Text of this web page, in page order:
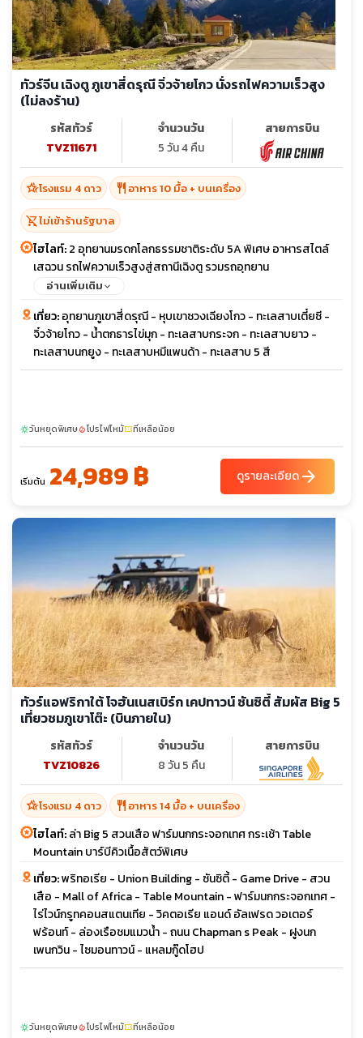
ทัวร์จีน เฉิงตู ภูเขาสี่ดรุณี จิ่วจ้ายโกว นั่งรถไฟความเร็วสูง
(ไม่ลงร้าน)
รหัสทัวร์
TVZ11671
จำนวนวัน
5 วัน 4 คืน
สายการบิน
hotel_classโรงแรม 4 ดาว restaurant อาหาร 10 มื้อ + บนเครื่อง
shopping_cart_offไม่เข้าร้านรัฐบาล
ไฮไลท์:2 อุทยานมรดกโลกธรรมชาติระดับ 5A พิเศษ อาหารสไตล์
เสฉวน รถไฟความเร็วสูงสู่สถานีเฉิงตู รวมรถอุทยาน
อ่านเพิ่มเติม
เที่ยว:อุทยานภูเขาสี่ดรุณี - หุบเขาซวงเฉียงโกว - ทะเลสาบเตี๋ยซี -
จิ๋วจ้ายโกว - น้ำตกธารไข่มุก - ทะเลสาบกระจก - ทะเลสาบยาว -
ทะเลสาบนกยูง - ทะเลสาบหมีแพนด้า - ทะเลสาบ 5 สี
sunnyวันหยุดพิเศษlocal_fire_departmentโปรไฟไหม้confirmation_numberที่เหลือน้อย
เริ่มต้น 24,989 ฿ ดูรายละเอียดarrow_forward
ทัวร์แอฟริกาใต้ โจฮันเนสเบิร์ก เคปทาวน์ ซันซิตี้ สัมผัส Big 5
เที่ยวชมภูเขาโต๊ะ (บินภายใน)
รหัสทัวร์
TVZ10826
จำนวนวัน
8 วัน 5 คืน
สายการบิน
hotel_classโรงแรม 4 ดาว restaurant อาหาร 14 มื้อ + บนเครื่อง
ไฮไลท์:ล่า Big 5 สวนเสือ ฟาร์มนกกระจอกเทศ กระเช้า Table
Mountain บาร์บีคิวเนื้อสัตว์พิเศษ
เที่ยว:พริทอเรีย - Union Building - ซันซิตี้ - Game Drive - สวน
เสือ - Mall of Africa - Table Mountain - ฟาร์มนกกระจอกเทศ -
ไร่ไวน์กรูทคอนสแตนเทีย - วิคตอเรีย แอนด์ อัลเฟรด วอเตอร์
ฟร้อนท์ - ล่องเรือชมแมวน้ำ - ถนน Chapman s Peak - ฝูงนก
เพนกวิน - ไซมอนทาวน์ - แหลมกู๊ดโฮป
sunnyวันหยุดพิเศษlocal_fire_departmentโปรไฟไหม้confirmation_numberที่เหลือน้อย